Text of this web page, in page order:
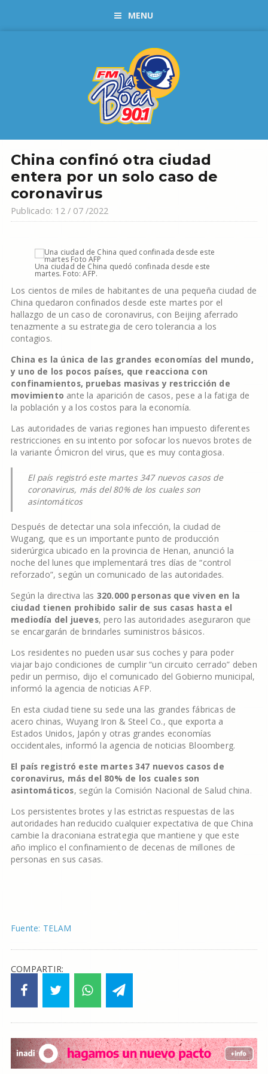
MENU
China confinó otra ciudad
entera por un solo caso de
coronavirus
Publicado: 12 / 07 /2022
Una ciudad de China quedó confinada desde este
martes. Foto: AFP.
Los cientos de miles de habitantes de una pequeña ciudad de
China quedaron confinados desde este martes por el
hallazgo de un caso de coronavirus, con Beijing aferrado
tenazmente a su estrategia de cero tolerancia a los
contagios.
China es la única de las grandes economías del mundo,
y uno de los pocos países, que reacciona con
confinamientos, pruebas masivas y restricción de
movimiento ante la aparición de casos, pese a la fatiga de
la población y a los costos para la economía.
Las autoridades de varias regiones han impuesto diferentes
restricciones en su intento por sofocar los nuevos brotes de
la variante Ómicron del virus, que es muy contagiosa.
El país registró este martes 347 nuevos casos de
coronavirus, más del 80% de los cuales son
asintomáticos
Después de detectar una sola infección, la ciudad de
Wugang, que es un importante punto de producción
siderúrgica ubicado en la provincia de Henan, anunció la
noche del lunes que implementará tres días de “control
reforzado”, según un comunicado de las autoridades.
Según la directiva las 320.000 personas que viven en la
ciudad tienen prohibido salir de sus casas hasta el
mediodía del jueves, pero las autoridades aseguraron que
se encargarán de brindarles suministros básicos.
Los residentes no pueden usar sus coches y para poder
viajar bajo condiciones de cumplir “un circuito cerrado” deben
pedir un permiso, dijo el comunicado del Gobierno municipal,
informó la agencia de noticias AFP.
En esta ciudad tiene su sede una las grandes fábricas de
acero chinas, Wuyang Iron & Steel Co., que exporta a
Estados Unidos, Japón y otras grandes economías
occidentales, informó la agencia de noticias Bloomberg.
El país registró este martes 347 nuevos casos de
coronavirus, más del 80% de los cuales son
asintomáticos, según la Comisión Nacional de Salud china.
Los persistentes brotes y las estrictas respuestas de las
autoridades han reducido cualquier expectativa de que China
cambie la draconiana estrategia que mantiene y que este
año implico el confinamiento de decenas de millones de
personas en sus casas.
Fuente: TELAM
COMPARTIR: